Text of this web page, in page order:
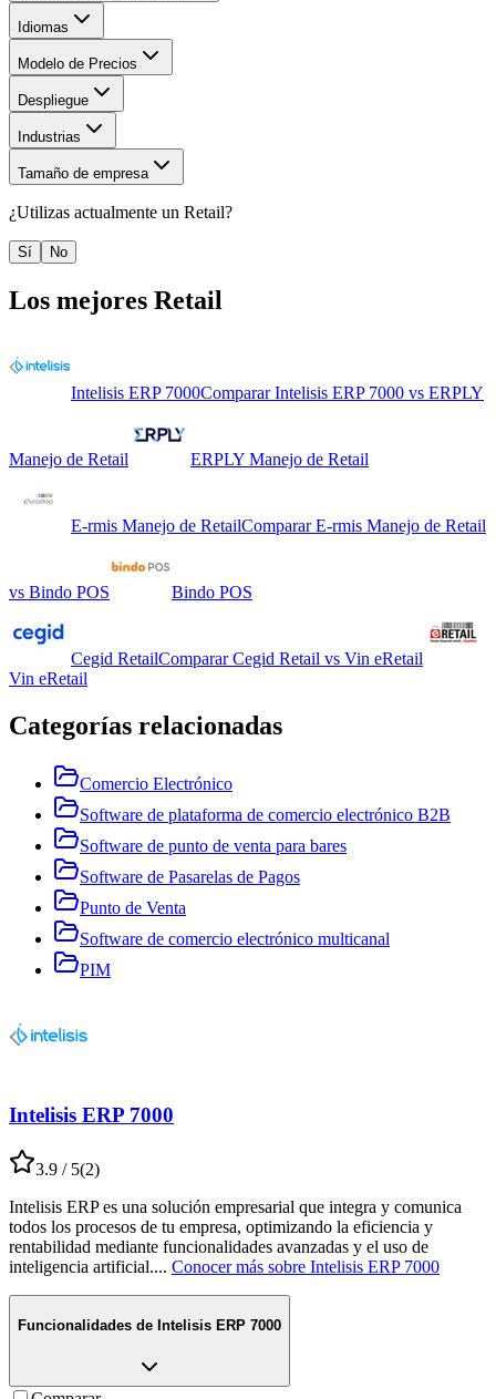
Idiomas
Modelo de Precios
Despliegue
Industrias
Tamaño de empresa
¿Utilizas actualmente un Retail?
Sí No
Los mejores Retail
Intelisis ERP 7000Comparar Intelisis ERP 7000 vs ERPLY
Manejo de Retail ERPLY Manejo de Retail
E-rmis Manejo de RetailComparar E-rmis Manejo de Retail
vs Bindo POS Bindo POS
Cegid RetailComparar Cegid Retail vs Vin eRetail
Vin eRetail
Categorías relacionadas
Comercio Electrónico
Software de plataforma de comercio electrónico B2B
Software de punto de venta para bares
Software de Pasarelas de Pagos
Punto de Venta
Software de comercio electrónico multicanal
PIM
Intelisis ERP 7000
3.9 / 5(2)
Intelisis ERP es una solución empresarial que integra y comunica
todos los procesos de tu empresa, optimizando la eficiencia y
rentabilidad mediante funcionalidades avanzadas y el uso de
inteligencia artificial.... Conocer más sobre Intelisis ERP 7000
Funcionalidades de Intelisis ERP 7000